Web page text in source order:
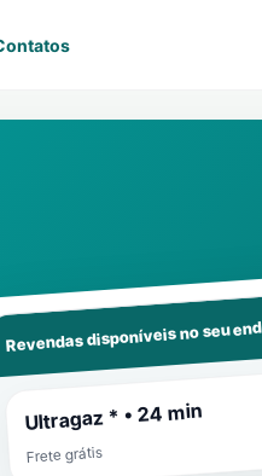
Revendas disponíveis no seu
Ultragaz * • 24 min
Frete grátis